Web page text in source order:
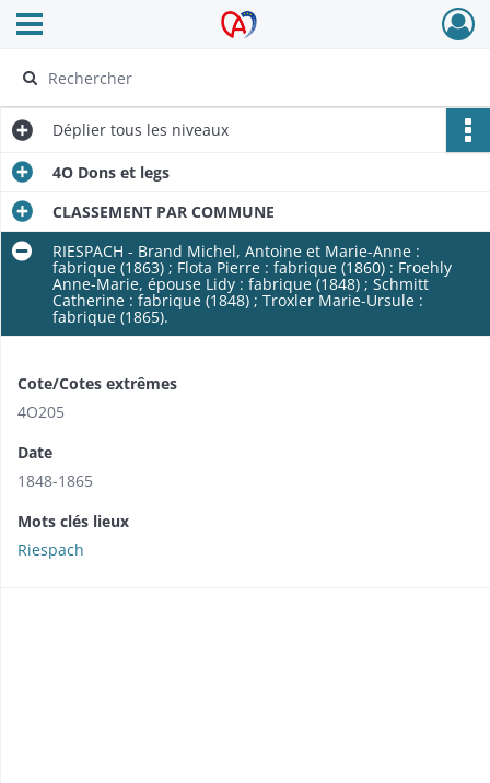
Archives Alsace - Colmar
Ouvrir le menu déroulant
Déplier tous les niveaux
4O Dons et legs
CLASSEMENT PAR COMMUNE
RIESPACH - Brand Michel, Antoine et Marie-Anne :
fabrique (1863) ; Flota Pierre : fabrique (1860) : Froehly
Anne-Marie, épouse Lidy : fabrique (1848) ; Schmitt
Catherine : fabrique (1848) ; Troxler Marie-Ursule :
fabrique (1865).
Cote/Cotes extrêmes
4O205
Date
1848-1865
Mots clés lieux
Riespach